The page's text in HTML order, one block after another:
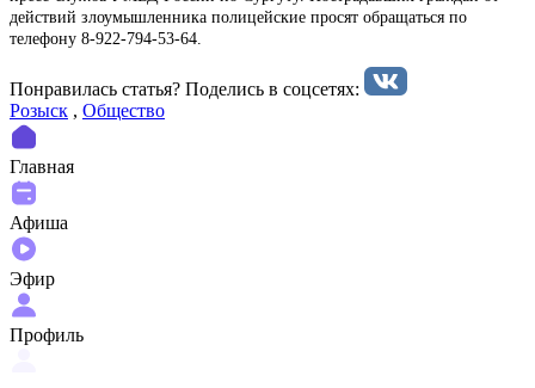
действий злоумышленника полицейские просят обращаться по
телефону 8-922-794-53-64.
Понравилась статья? Поделиcь в соцсетях:
Розыск , Общество
Главная
Афиша
Эфир
Профиль